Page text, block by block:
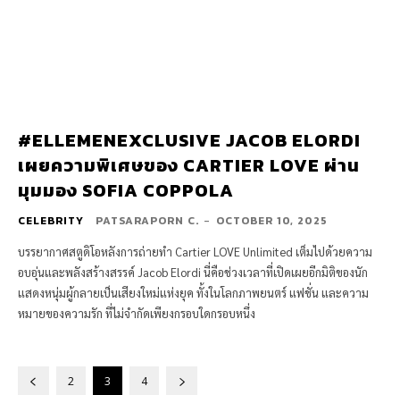
#ELLEMENEXCLUSIVE JACOB ELORDI
เผยความพิเศษของ CARTIER LOVE ผ่าน
มุมมอง SOFIA COPPOLA
CELEBRITY PATSARAPORN C. - OCTOBER 10, 2025
บรรยากาศสตูดิโอหลังการถ่ายทำ Cartier LOVE Unlimited เต็มไปด้วยความ
อบอุ่นและพลังสร้างสรรค์ Jacob Elordi นี่คือช่วงเวลาที่เปิดเผยอีกมิติของนัก
แสดงหนุ่มผู้กลายเป็นเสียงใหม่แห่งยุค ทั้งในโลกภาพยนตร์ แฟชั่น และความ
หมายของความรัก ที่ไม่จำกัดเพียงกรอบใดกรอบหนึ่ง
2 3 4